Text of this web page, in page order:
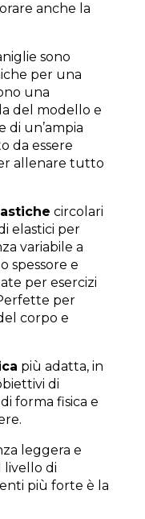
anche la
sono
per una
una
del modello e
di un’ampia
da essere
allenare tutto
circolari
elastici per
variabile a
spessore e
per esercizi
per
corpo e
più adatta, in
di
forma fisica e
leggera e
di
più forte è la